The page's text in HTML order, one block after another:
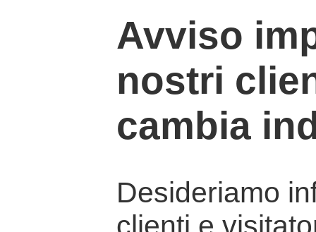
Avviso
nostri
cambia
Desideriamo